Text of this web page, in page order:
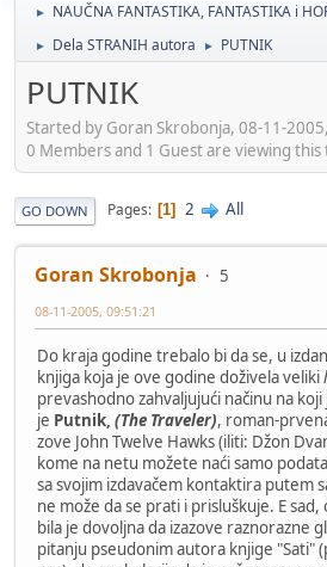
► NAUČNA FANTASTIKA, FANTASTIKA i
► Dela STRANIH autora ► PUTNIK
PUTNIK
Started by Goran Skrobonja, 08-11-
0 Members and 1 Guest are viewing this
GO DOWN Pages 1 2 All
Goran Skrobonja 5
08-11-2005, 09:51:21
Do kraja godine trebalo bi da se, u
knjiga koja je ove godine doživela veliki
prevashodno zahvaljujući načinu na
je Putnik, (The Traveler), roman-
zove John Twelve Hawks (iliti: Džon
kome na netu možete naći samo
sa svojim izdavačem kontaktira putem
ne može da se prati i prisluškuje. E
bila je dovoljna da izazove raznorazne
pitanju pseudonim autora knjige "Sati"